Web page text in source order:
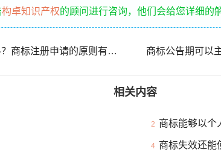
构卓知识产权的顾问进行咨询，他们会给您详细的
商标注册申请需要什么材料？商标注册申请的原则有哪些？
相关内容
2 商标能够以个
4 商标失效还能